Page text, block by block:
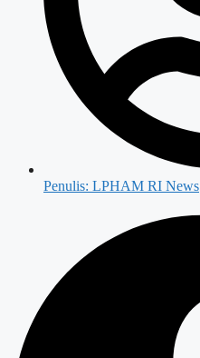
Penulis: LPHAM RI News